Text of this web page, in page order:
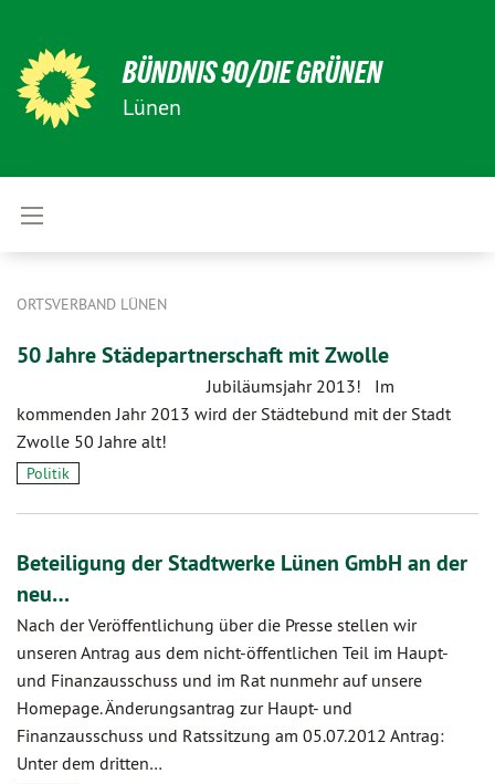
BÜNDNIS 90/DIE GRÜNEN
Lünen
ORTSVERBAND LÜNEN
50 Jahre Städepartnerschaft mit Zwolle
Jubiläumsjahr 2013! Im
kommenden Jahr 2013 wird der Städtebund mit der Stadt
Zwolle 50 Jahre alt!
Politik
Beteiligung der Stadtwerke Lünen GmbH an der
neu…
Nach der Veröffentlichung über die Presse stellen wir
unseren Antrag aus dem nicht-öffentlichen Teil im Haupt-
und Finanzausschuss und im Rat nunmehr auf unsere
Homepage. Änderungsantrag zur Haupt- und
Finanzausschuss und Ratssitzung am 05.07.2012 Antrag:
Unter dem dritten…